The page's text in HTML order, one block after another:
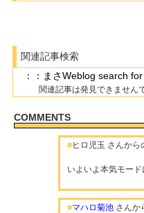
関連記事検索
：：まさWeblog search
関連記事は発見できません
COMMENTS
■ヒロ児玉 さんから
いよいよ本気モー
■マハロ菊池 さんか